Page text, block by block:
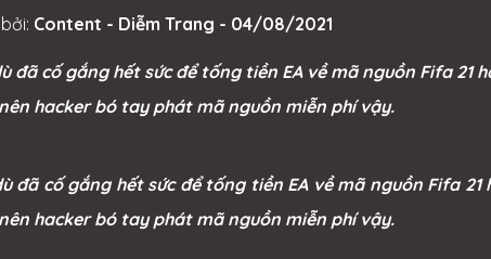
Content - Diễm Trang - 04/08/2021
đã cố gắng hết sức để tống tiền EA về mã nguồn Fifa 21
hacker bó tay phát mã nguồn miễn phí vậy.
đã cố gắng hết sức để tống tiền EA về mã nguồn Fifa
hacker bó tay phát mã nguồn miễn phí vậy.